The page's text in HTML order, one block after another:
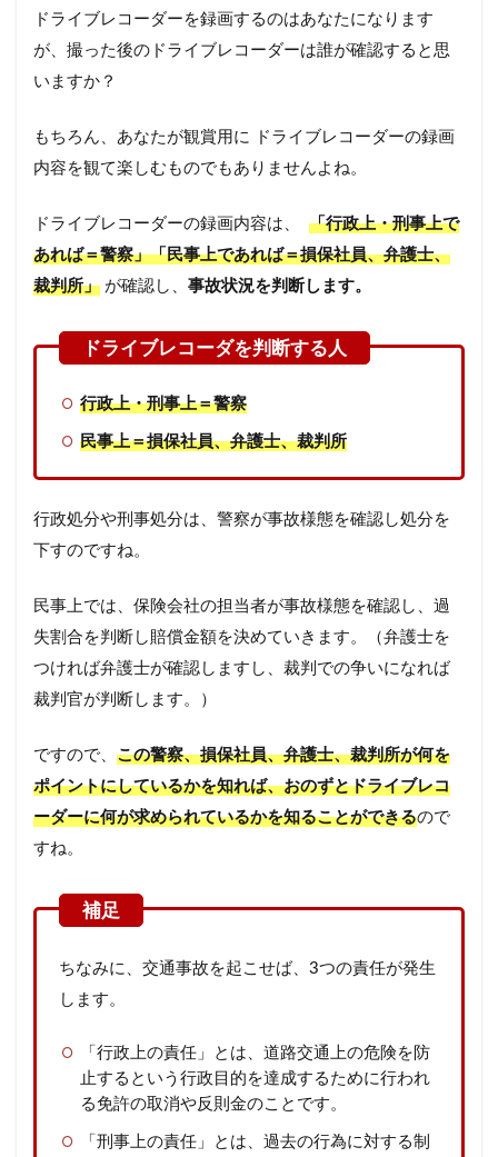
ドライブレコーダーを録画するのはあなたになります
が、撮った後のドライブレコーダーは誰が確認すると思
いますか？
もちろん、あなたが観賞用に ドライブレコーダーの録画
内容を観て楽しむものでもありませんよね。
ドライブレコーダーの録画内容は、 「行政上・刑事上で
あれば＝警察」「民事上であれば＝損保社員、弁護士、
裁判所」 が確認し、 事故状況を判断します。
行政上・刑事上＝警察
民事上＝損保社員、弁護士、裁判所
行政処分や刑事処分は、警察が事故様態を確認し処分を
下すのですね。
民事上では、保険会社の担当者が事故様態を確認し、過
失割合を判断し賠償金額を決めていきます。（弁護士を
つければ弁護士が確認しますし、裁判での争いになれば
裁判官が判断します。）
ですので、 この警察、損保社員、弁護士、裁判所が何を
ポイントにしているかを知れば、おのずとドライブレコ
ーダーに何が求められているかを知ることができるので
すね。
ちなみに、交通事故を起こせば、3つの責任が発生
します。
「行政上の責任」とは、道路交通上の危険を防
止するという行政目的を達成するために行われ
る免許の取消や反則金のことです。
「刑事上の責任」とは、過去の行為に対する制